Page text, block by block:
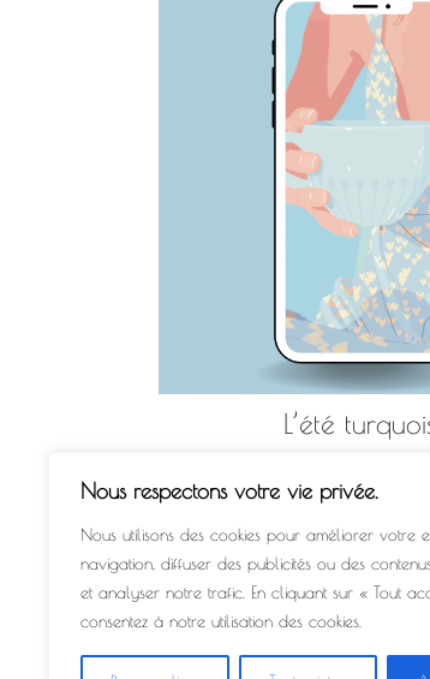
Nous respectons votre vie privée.
Nous utilisons des cookies pour améliorer votre
navigation, diffuser des publicités ou des
et analyser notre trafic. En cliquant sur « Tout
consentez à notre utilisation des cookies.
L’été
AJOUTER AU